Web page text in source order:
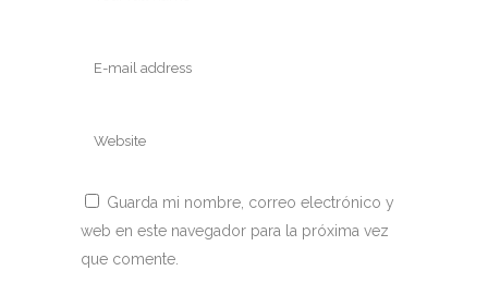
Guarda mi nombre, correo electrónico y
web en este navegador para la próxima vez
que comente.